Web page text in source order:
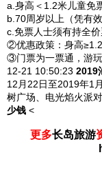
a.身高＜1.2米儿童免
b.70周岁以上（凭有
c.免票人士须有持全
②优惠政策：身高≥1.2
③门票为一票通，游
12-21 10:50:23 2019
12月22日至2019年1
树广场、电光焰火派
少钱 <
更多长岛旅游